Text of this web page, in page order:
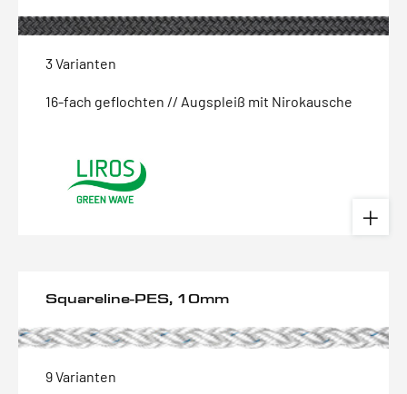
3 Varianten
16-fach geflochten // Augspleiß mit Nirokausche
Squareline-PES, 10mm
9 Varianten